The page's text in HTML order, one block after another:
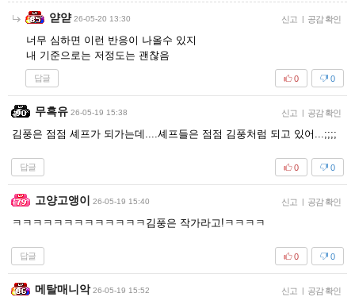
얃얃 26-05-20 13:30 신고 | 공감 확인
너무 심하면 이런 반응이 나올수 있지
내 기준으로는 저정도는 괜찮음
답글 0
0
무흑유 26-05-19 15:38 신고 | 공감 확인
김풍은 점점 셰프가 되가는데....셰프들은 점점 김풍처럼 되고 있어...;;;;
답글 0
0
고양고앵이 26-05-19 15:40 신고 | 공감 확인
ㅋㅋㅋㅋㅋㅋㅋㅋㅋㅋㅋㅋㅋ김풍은 작가라고!ㅋㅋㅋㅋ
답글 0
0
메탈매니악 26-05-19 15:52 신고 | 공감 확인